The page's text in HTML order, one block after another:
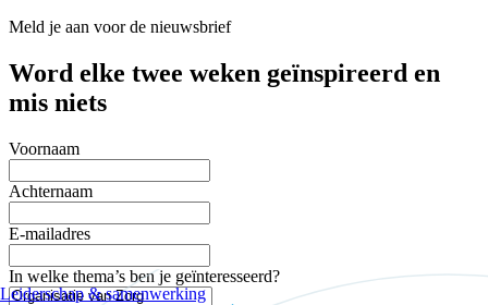
Leiderschap & samenwerking
Meld je aan voor de nieuwsbrief
Word elke twee weken geïnspireerd en
mis niets
Voornaam
Achternaam
E-mailadres
In welke thema’s ben je geïnteresseerd?